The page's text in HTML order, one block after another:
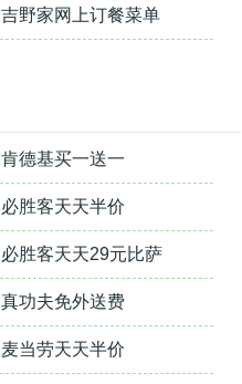
吉野家网上订餐菜单
肯德基买一送一
必胜客天天半价
必胜客天天29元比萨
真功夫免外送费
麦当劳天天半价